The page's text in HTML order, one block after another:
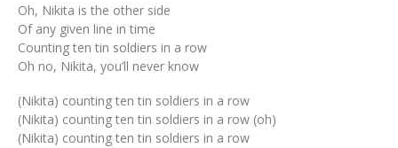
Oh, Nikita is the other side
Of any given line in time
Counting ten tin soldiers in a row
Oh no, Nikita, you’ll never know
(Nikita) counting ten tin soldiers in a row
(Nikita) counting ten tin soldiers in a row (oh)
(Nikita) counting ten tin soldiers in a row